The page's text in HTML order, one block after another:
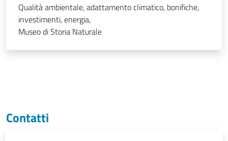
Qualità ambientale, adattamento climatico, bonifiche,
investimenti, energia,
Museo di Storia Naturale
Contatti